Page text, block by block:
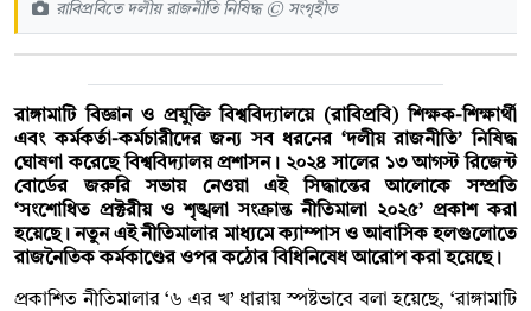
রাবিপ্রবিতে দলীয় রাজনীতি নিষিদ্ধ © সংগৃহীত
রাঙ্গামাটি বিজ্ঞান ও প্রযুক্তি বিশ্ববিদ্যালয়ে (রাবিপ্রবি) শিক্ষক-শিক্ষার্থী
এবং কর্মকর্তা-কর্মচারীদের জন্য সব ধরনের ‘দলীয় রাজনীতি’ নিষিদ্ধ
ঘোষণা করেছে বিশ্ববিদ্যালয় প্রশাসন। ২০২৪ সালের ১৩ আগস্ট রিজেন্ট
বোর্ডের জরুরি সভায় নেওয়া এই সিদ্ধান্তের আলোকে সম্প্রতি
‘সংশোধিত প্রক্টরীয় ও শৃঙ্খলা সংক্রান্ত নীতিমালা ২০২৫’ প্রকাশ করা
হয়েছে। নতুন এই নীতিমালার মাধ্যমে ক্যাম্পাস ও আবাসিক হলগুলোতে
রাজনৈতিক কর্মকাণ্ডের ওপর কঠোর বিধিনিষেধ আরোপ করা হয়েছে।
প্রকাশিত নীতিমালার ‘৬ এর খ’ ধারায় স্পষ্টভাবে বলা হয়েছে, ‘রাঙ্গামাটি